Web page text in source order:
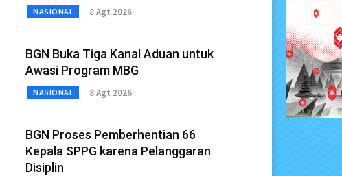
NASIONAL 8 Agt 2026
BGN Buka Tiga Kanal Aduan untuk
Awasi Program MBG
NASIONAL 8 Agt 2026
BGN Proses Pemberhentian 66
Kepala SPPG karena Pelanggaran
Disiplin